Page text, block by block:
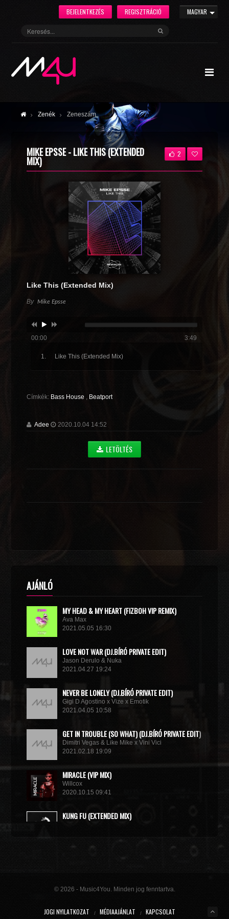
MAGYAR
REGISZTRÁCIÓ
BEJELENTKEZÉS
Zenék Zeneszám
MIKE EPSSE - LIKE THIS (EXTENDED
MIX)
2
Like This (Extended Mix)
By Mike Epsse
00:00 3:49
Like This (Extended Mix)
Címkék: Bass House , Beatport
Adee 2020.10.04 14:52
LETÖLTÉS
AJÁNLÓ
MY HEAD & MY HEART (FIZBOH VIP REMIX)
Ava Max
2021.05.05 16:30
LOVE NOT WAR (DJ.BÍRÓ PRIVATE EDIT)
Jason Derulo & Nuka
2021.04.27 19:24
NEVER BE LONELY (DJ.BÍRÓ PRIVATE EDIT)
Gigi D Agostino x Vize x Emotik
2021.04.05 10:58
GET IN TROUBLE (SO WHAT) (DJ.BÍRÓ PRIVATE EDIT)
Dimitri Vegas & Like Mike x Vini Vici
2021.02.18 19:09
MIRACLE (VIP MIX)
Willcox
2020.10.15 09:41
KUNG FU (EXTENDED MIX)
© 2026 - Music4You. Minden jog fenntartva.
JOGI NYILATKOZAT MÉDIAAJÁNLAT KAPCSOLAT